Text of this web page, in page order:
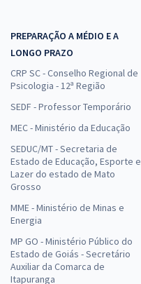
PREPARAÇÃO A MÉDIO E A
LONGO PRAZO
CRP SC - Conselho Regional de
Psicologia - 12ª Região
SEDF - Professor Temporário
MEC - Ministério da Educação
SEDUC/MT - Secretaria de
Estado de Educação, Esporte e
Lazer do estado de Mato
Grosso
MME - Ministério de Minas e
Energia
MP GO - Ministério Público do
Estado de Goiás - Secretário
Auxiliar da Comarca de
Itapuranga